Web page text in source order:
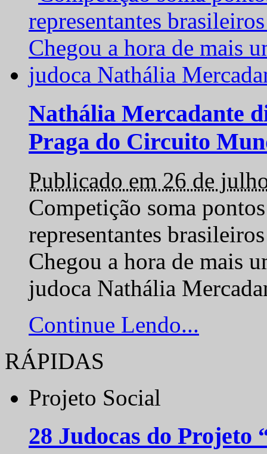
Nathália Mercadante
Praga do Circuito
Publicado em 26 de
Competição soma
representantes
Chegou a hora de mais
judoca Nathália
Continue Lendo...
RÁPIDAS
Projeto Social
28 Judocas do